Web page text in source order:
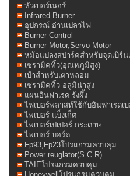
หัวเบอร์เนอร์
Infrared Burner
อุปกรณ์ อ่านเปลวไฟ
Burner Control
Burner Motor,Servo Motor
หม้อแปลงสปาร์คสำหรับจุดเบิร์น
เซรามิคทิ้ว(อุณหภูมิสูง)
เบ้าสำหรับเตาหลอม
เซรามิคทิ้ว อลูมิน่าสูง
แผ่นอินฟาเรด รังผึ้ง
ไฟเบอร์พลาสท์ใช้กับอินฟาเรดเบ
ไพเบอร์ แบ็งเก็ต
ไพเบอร์เปเปอร์ กระดาษ
ไพเบอร์ บอร์ด
Fp93,Fp23โปรแกรมควบคุม
Power reuglator(S.C.R)
TAIEโปรแกรมควบคุม